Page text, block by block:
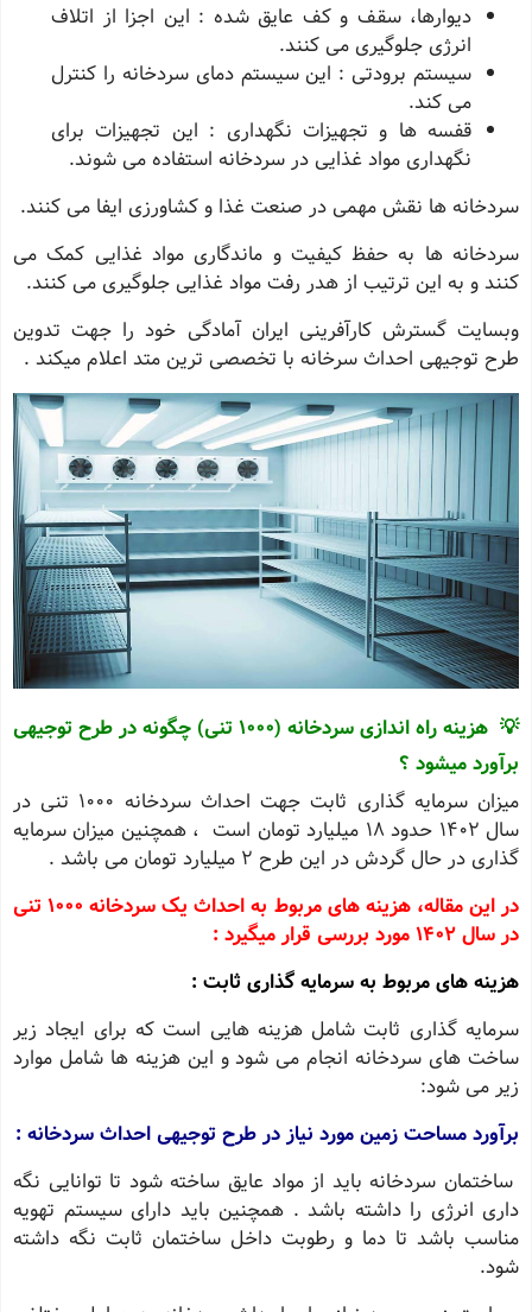
دیوارها، سقف و کف عایق شده : این اجزا از اتلاف
انرژی جلوگیری می ‌کنند.
سیستم برودتی : این سیستم دمای سردخانه را کنترل
می ‌کند.
قفسه ‌ها و تجهیزات نگهداری : این تجهیزات برای
نگهداری مواد غذایی در سردخانه استفاده می‌ شوند.
سردخانه‌ ها نقش مهمی در صنعت غذا و کشاورزی ایفا می‌ کنند.
سردخانه ها به حفظ کیفیت و ماندگاری مواد غذایی کمک می‌
کنند و به این ترتیب از هدر رفت مواد غذایی جلوگیری می ‌کنند.
وبسایت گسترش کارآفرینی ایران آمادگی خود را جهت تدوین
طرح توجیهی احداث سرخانه با تخصصی ترین متد اعلام میکند .
💡 هزینه راه اندازی سردخانه (1000 تنی) چگونه در طرح توجیهی
برآورد میشود ؟
میزان سرمایه گذاری ثابت جهت احداث سردخانه 1000 تنی در
سال 1402 حدود 18 میلیارد تومان است ، همچنین میزان سرمایه
گذاری در حال گردش در این طرح 2 میلیارد تومان می باشد .
در این مقاله، هزینه های مربوط به احداث یک سردخانه 1000 تنی
در سال 1402 مورد بررسی قرار میگیرد :
هزینه های مربوط به سرمایه ‌گذاری ثابت :
سرمایه‌ گذاری ثابت شامل هزینه‌ هایی است که برای ایجاد زیر
ساخت‌ های سردخانه انجام می ‌شود و این هزینه‌ ها شامل موارد
زیر می ‌شود:
برآورد مساحت زمین مورد نیاز در طرح توجیهی احداث سردخانه :
ساختمان سردخانه باید از مواد عایق ساخته شود تا توانایی نگه
داری انرژی را داشته باشد . همچنین باید دارای سیستم تهویه
مناسب باشد تا دما و رطوبت داخل ساختمان ثابت نگه داشته
شود.